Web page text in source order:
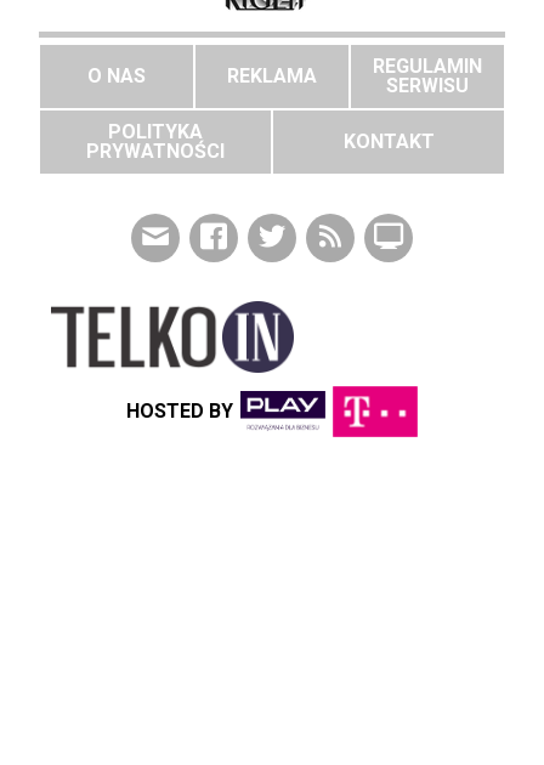
O NAS REKLAMA
REGULAMIN
SERWISU
POLITYKA
PRYWATNOŚCI
KONTAKT
HOSTED BY